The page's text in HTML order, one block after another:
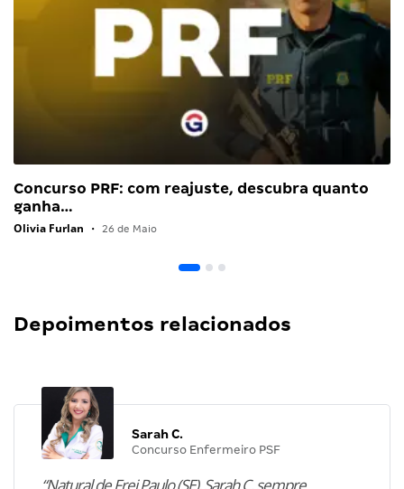
Concurso PRF: com reajuste, descubra quanto
ganha…
Olivia Furlan • 26 de Maio
Depoimentos relacionados
Sarah C.
Concurso Enfermeiro PSF